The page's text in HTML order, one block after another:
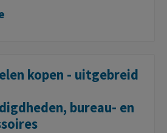
kopen - uitgebreid
bureau- en